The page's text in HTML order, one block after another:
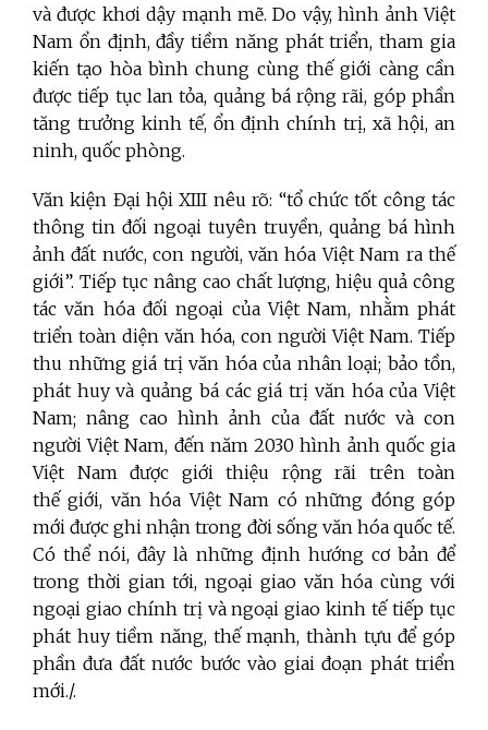
và được khơi dậy mạnh mẽ. Do vậy, hình ảnh Việt
Nam ổn định, đầy tiềm năng phát triển, tham gia
kiến tạo hòa bình chung cùng thế giới càng cần
được tiếp tục lan tỏa, quảng bá rộng rãi, góp phần
tăng trưởng kinh tế, ổn định chính trị, xã hội, an
ninh, quốc phòng.
Văn kiện Đại hội XIII nêu rõ: “tổ chức tốt công tác
thông tin đối ngoại tuyên truyền, quảng bá hình
ảnh đất nước, con người, văn hóa Việt Nam ra thế
giới”. Tiếp tục nâng cao chất lượng, hiệu quả công
tác văn hóa đối ngoại của Việt Nam, nhằm phát
triển toàn diện văn hóa, con người Việt Nam. Tiếp
thu những giá trị văn hóa của nhân loại; bảo tồn,
phát huy và quảng bá các giá trị văn hóa của Việt
Nam; nâng cao hình ảnh của đất nước và con
người Việt Nam, đến năm 2030 hình ảnh quốc gia
Việt Nam được giới thiệu rộng rãi trên toàn
thế giới, văn hóa Việt Nam có những đóng góp
mới được ghi nhận trong đời sống văn hóa quốc tế.
Có thể nói, đây là những định hướng cơ bản để
trong thời gian tới, ngoại giao văn hóa cùng với
ngoại giao chính trị và ngoại giao kinh tế tiếp tục
phát huy tiềm năng, thế mạnh, thành tựu để góp
phần đưa đất nước bước vào giai đoạn phát triển
mới./.